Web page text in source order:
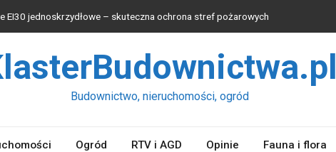
EI30 jednoskrzydłowe – skuteczna ochrona stref pożarowych
wpływa na wydajność pracy łyżki koparek?
produkcyjnych
instalacji elektrycznych
Budownictwo, nieruchomości, ogród
Ogród RTV i AGD Opinie Fauna i flora